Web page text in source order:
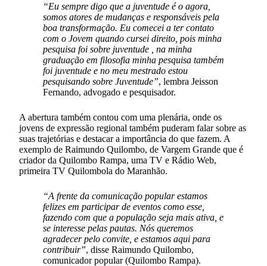
“Eu sempre digo que a juventude é o agora,
somos atores de mudanças e responsáveis pela
boa transformação. Eu comecei a ter contato
com o Jovem quando cursei direito, pois minha
pesquisa foi sobre juventude , na minha
graduação em filosofia minha pesquisa também
foi juventude e no meu mestrado estou
pesquisando sobre Juventude”, lembra Jeisson
Fernando, advogado e pesquisador.
A abertura também contou com uma plenária, onde os
jovens de expressão regional também puderam falar sobre as
suas trajetórias e destacar a importância do que fazem. A
exemplo de Raimundo Quilombo, de Vargem Grande que é
criador da Quilombo Rampa, uma TV e Rádio Web,
primeira TV Quilombola do Maranhão.
“A frente da comunicação popular estamos
felizes em participar de eventos como esse,
fazendo com que a população seja mais ativa, e
se interesse pelas pautas. Nós queremos
agradecer pelo convite, e estamos aqui para
contribuir”, disse Raimundo Quilombo,
comunicador popular (Quilombo Rampa).